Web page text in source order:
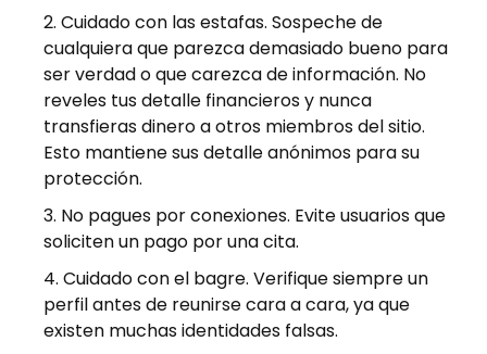
Cuidado con las estafas. Sospeche de
cualquiera que parezca demasiado bueno para
ser verdad o que carezca de información. No
reveles tus detalle financieros y nunca
transfieras dinero a otros miembros del sitio.
Esto mantiene sus detalle anónimos para su
protección.
No pagues por conexiones. Evite usuarios que
soliciten un pago por una cita.
Cuidado con el bagre. Verifique siempre un
perfil antes de reunirse cara a cara, ya que
existen muchas identidades falsas.